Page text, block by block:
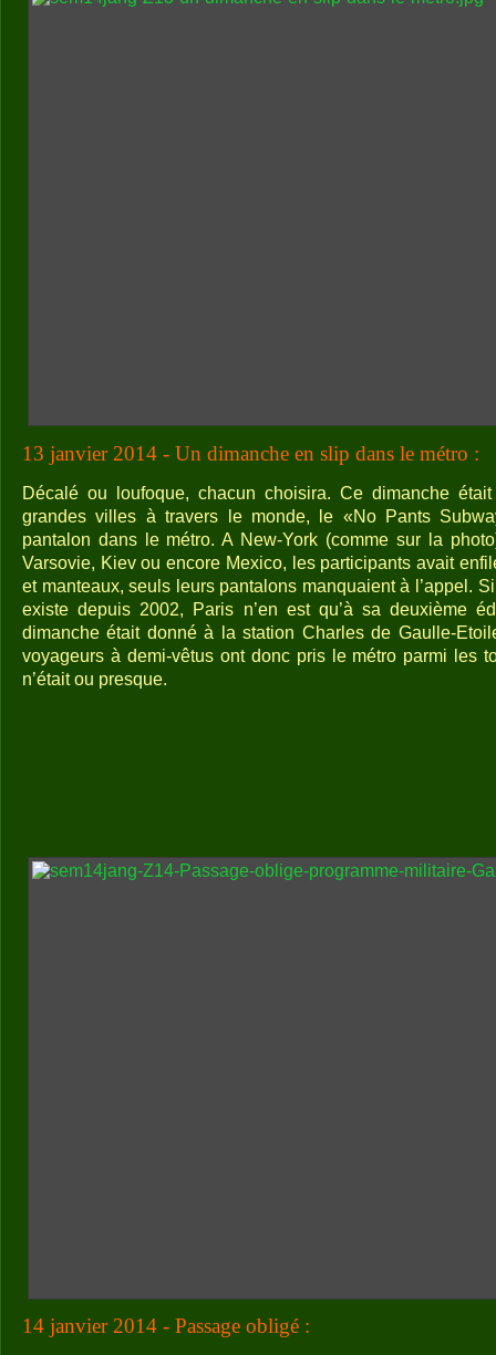
13 janvier 2014 - Un dimanche en slip dans le métro :
Décalé ou loufoque, chacun choisira. Ce dimanche
grandes villes à travers le monde, le «No Pants
pantalon dans le métro. A New-York (comme sur la
Varsovie, Kiev ou encore Mexico, les participants avait
et manteaux, seuls leurs pantalons manquaient à l’appel.
existe depuis 2002, Paris n’en est qu’à sa deuxième
dimanche était donné à la station Charles de Gaulle-
voyageurs à demi-vêtus ont donc pris le métro parmi les
n’était ou presque.
14 janvier 2014 - Passage obligé :